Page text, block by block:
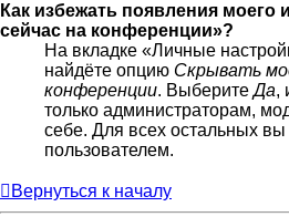
Как избежать появления моего
сейчас на конференции»?
На вкладке «Личные
найдёте опцию Скрывать
конференции. ВыберитеДа,
только администраторам,
себе. Для всех остальных
пользователем.
Вернуться к началу